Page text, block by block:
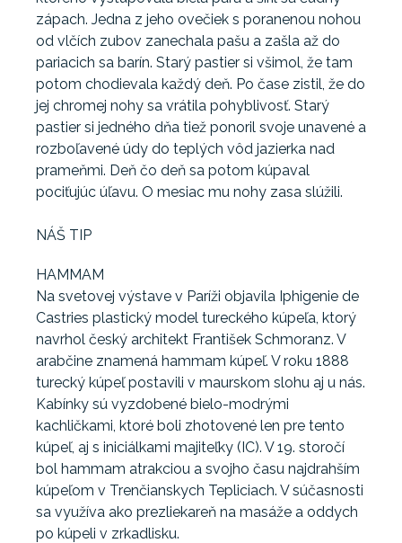
zápach. Jedna z jeho ovečiek s poranenou nohou
od vlčích zubov zanechala pašu a zašla až do
pariacich sa barín. Starý pastier si všimol, že tam
potom chodievala každý deň. Po čase zistil, že do
jej chromej nohy sa vrátila pohyblivosť. Starý
pastier si jedného dňa tiež ponoril svoje unavené a
rozboľavené údy do teplých vôd jazierka nad
prameňmi. Deň čo deň sa potom kúpaval
pociťujúc úľavu. O mesiac mu nohy zasa slúžili.
NÁŠ TIP
HAMMAM
Na svetovej výstave v Paríži objavila Iphigenie de
Castries plastický model tureckého kúpeľa, ktorý
navrhol český architekt František Schmoranz. V
arabčine znamená hammam kúpeľ. V roku 1888
turecký kúpeľ postavili v maurskom slohu aj u nás.
Kabínky sú vyzdobené bielo-modrými
kachličkami, ktoré boli zhotovené len pre tento
kúpeľ, aj s iniciálkami majiteľky (IC). V 19. storočí
bol hammam atrakciou a svojho času najdrahším
kúpeľom v Trenčianskych Tepliciach. V súčasnosti
sa využíva ako prezliekareň na masáže a oddych
po kúpeli v zrkadlisku.